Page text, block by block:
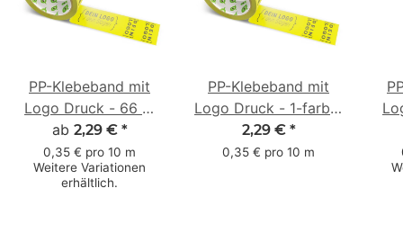
PP-Klebeband mit
Logo Druck - 66 m
Gelb #FCE300
ab 2,29 € *
0,35 € pro 10 m
Weitere Variationen
erhältlich.
PP-Klebeband mit
Logo Druck - 1-farbig
- 66 m Gelb #FCE300
- Leise abrollend
2,29 € *
0,35 € pro 10 m